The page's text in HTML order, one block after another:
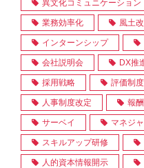
異文化コミュニケーション
業務効率化 風土
インターンシップ
会社説明会 DX推
採用戦略 評価制
人事制度改定 報
サーベイ マネジ
スキルアップ研修
人的資本情報開示